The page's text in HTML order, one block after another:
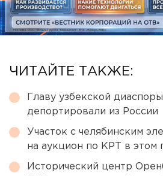
ЧИТАЙТЕ ТАКЖЕ:
Главу узбекской
депортировали из России
Участок с челябинским
на аукцион по КРТ в этом
Исторический центр